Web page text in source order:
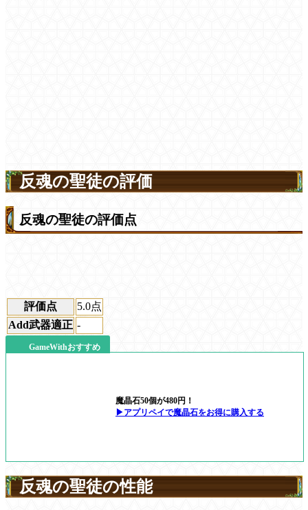
反魂の聖徒の評価
反魂の聖徒の評価点
評価点 5.0点
Add武器適正 -
GameWithおすすめ
魔晶石50個が480円！
▶アプリペイで魔晶石をお得に購入する
反魂の聖徒の性能